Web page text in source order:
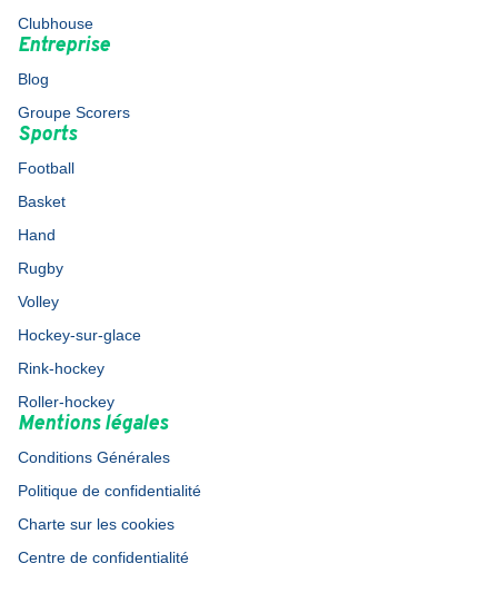
Clubhouse
Entreprise
Blog
Groupe Scorers
Sports
Football
Basket
Hand
Rugby
Volley
Hockey-sur-glace
Rink-hockey
Roller-hockey
Mentions légales
Conditions Générales
Politique de confidentialité
Charte sur les cookies
Centre de confidentialité